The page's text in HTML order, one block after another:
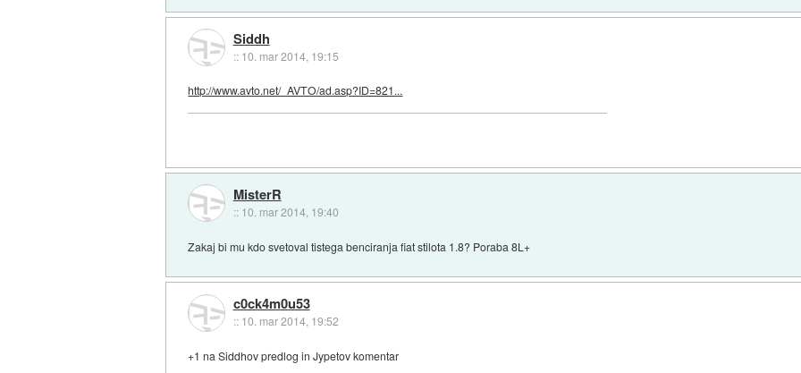
Siddh
:: 10. mar 2014, 19:15
http://www.avto.net/_AVTO/ad.asp?ID=821...
MisterR
:: 10. mar 2014, 19:40
Zakaj bi mu kdo svetoval tistega benciranja fiat stilota 1.8? Poraba 8L+
c0ck4m0u53
:: 10. mar 2014, 19:52
+1 na Siddhov predlog in Jypetov komentar